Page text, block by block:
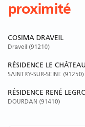
proximité
COSIMA DRAVEIL
Draveil (91210)
RÉSIDENCE LE
SAINTRY-SUR-SEINE (91250)
RÉSIDENCE RENÉ
DOURDAN (91410)